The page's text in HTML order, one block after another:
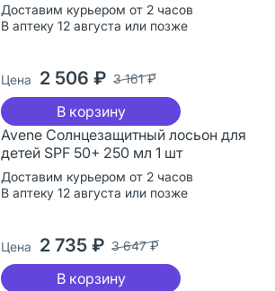
Доставим курьером от 2 часов
В аптеку 12 августа или позже
Цена 2 506 ₽ 3 161 ₽
В корзину
Avene Солнцезащитный лосьон для
детей SPF 50+ 250 мл 1 шт
Доставим курьером от 2 часов
В аптеку 12 августа или позже
Цена 2 735 ₽ 3 647 ₽
В корзину